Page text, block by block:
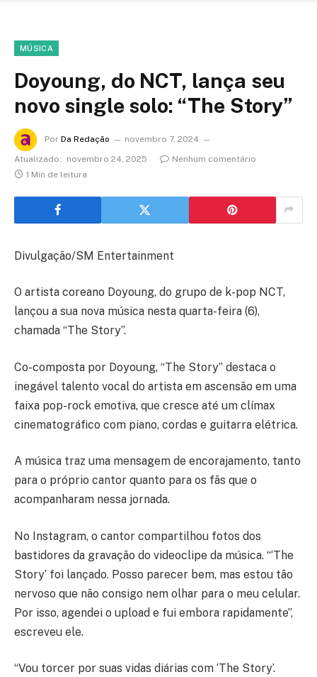
MÚSICA
Doyoung, do NCT, lança seu
novo single solo: “The Story”
Por Da Redação
novembro 7, 2024
Atualizado:
novembro 24, 2025
Nenhum comentário
1 Min de leitura
Divulgação/SM Entertainment
O artista coreano Doyoung, do grupo de k-pop NCT,
lançou a sua nova música nesta quarta-feira (6),
chamada “The Story”.
Co-composta por Doyoung, “The Story” destaca o
inegável talento vocal do artista em ascensão em uma
faixa pop-rock emotiva, que cresce até um clímax
cinematográfico com piano, cordas e guitarra elétrica.
A música traz uma mensagem de encorajamento, tanto
para o próprio cantor quanto para os fãs que o
acompanharam nessa jornada.
No Instagram, o cantor compartilhou fotos dos
bastidores da gravação do videoclipe da música. “‘The
Story’ foi lançado. Posso parecer bem, mas estou tão
nervoso que não consigo nem olhar para o meu celular.
Por isso, agendei o upload e fui embora rapidamente”,
escreveu ele.
“Vou torcer por suas vidas diárias com ‘The Story’.